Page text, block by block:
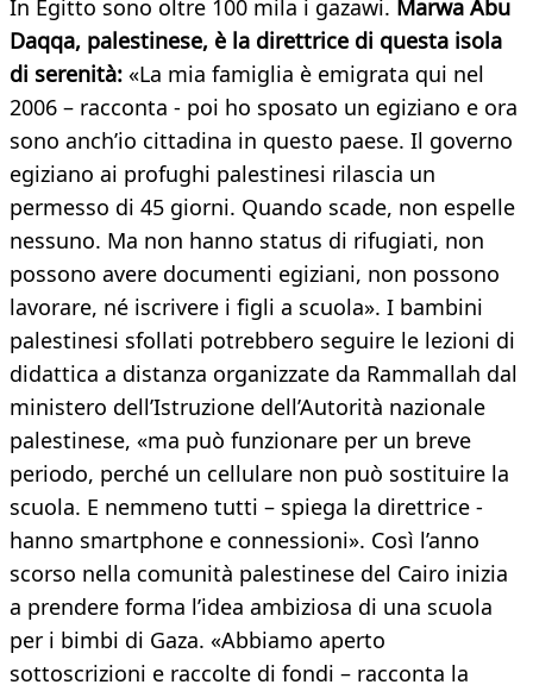
In Egitto sono oltre 100 mila i gazawi. Marwa Abu
Daqqa, palestinese, è la direttrice di questa isola
di serenità: «La mia famiglia è emigrata qui nel
2006 – racconta - poi ho sposato un egiziano e ora
sono anch’io cittadina in questo paese. Il governo
egiziano ai profughi palestinesi rilascia un
permesso di 45 giorni. Quando scade, non espelle
nessuno. Ma non hanno status di rifugiati, non
possono avere documenti egiziani, non possono
lavorare, né iscrivere i figli a scuola». I bambini
palestinesi sfollati potrebbero seguire le lezioni di
didattica a distanza organizzate da Rammallah dal
ministero dell’Istruzione dell’Autorità nazionale
palestinese, «ma può funzionare per un breve
periodo, perché un cellulare non può sostituire la
scuola. E nemmeno tutti – spiega la direttrice -
hanno smartphone e connessioni». Così l’anno
scorso nella comunità palestinese del Cairo inizia
a prendere forma l’idea ambiziosa di una scuola
per i bimbi di Gaza. «Abbiamo aperto
sottoscrizioni e raccolte di fondi – racconta la